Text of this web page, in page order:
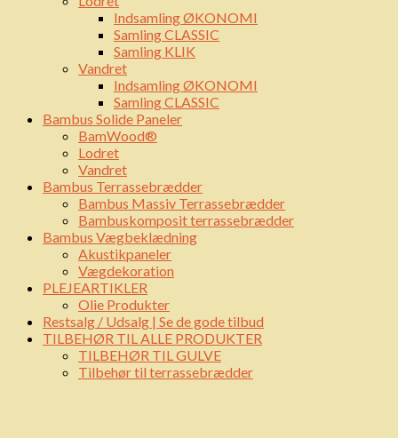
Indsamling ØKONOMI
Samling CLASSIC
Samling KLIK
Vandret
Indsamling ØKONOMI
Samling CLASSIC
Bambus Solide Paneler
BamWood®
Lodret
Vandret
Bambus Terrassebrædder
Bambus Massiv Terrassebrædder
Bambuskomposit terrassebrædder
Bambus Vægbeklædning
Akustikpaneler
Vægdekoration
PLEJEARTIKLER
Olie Produkter
Restsalg / Udsalg | Se de gode tilbud
TILBEHØR TIL ALLE PRODUKTER
TILBEHØR TIL GULVE
Tilbehør til terrassebrædder